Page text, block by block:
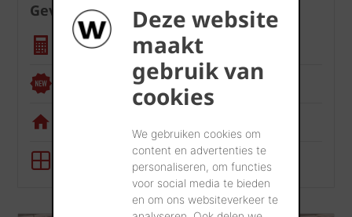
Deze website
maakt
gebruik van
cookies
We gebruiken cookies om
content en advertenties te
personaliseren, om functies
voor social media te bieden
en om ons websiteverkeer te
Gevel
Hoeveelheidscalculator